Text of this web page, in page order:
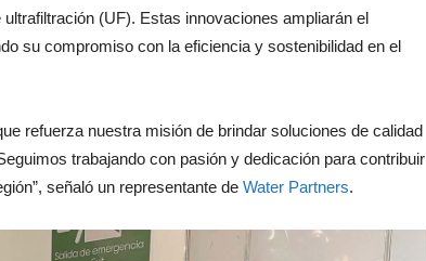
(UF). Estas innovaciones ampliarán el
su compromiso con la eficiencia y sostenibilidad en el
refuerza nuestra misión de brindar soluciones de calidad
trabajando con pasión y dedicación para contribuir
señaló un representante de Water Partners.